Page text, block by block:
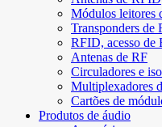
Módulos leitores
Transponders de
RFID, acesso de
Antenas de RF
Circuladores e
Multiplexadores
Cartões de
Produtos de áudio